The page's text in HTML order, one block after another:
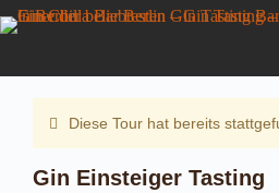
Zum
Inhalt
Gin Einsteiger Tasting
Diese Tour hat bereits
Gin Einsteiger Tasting